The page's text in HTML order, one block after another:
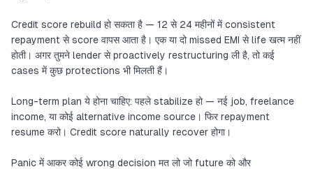
Credit score rebuild हो सकता है — 12 से 24 महीनों में consistent
repayment से score वापस आता है। एक या दो missed EMI से life खत्म नहीं
होती। अगर तुमने lender से proactively restructuring ली है, तो कई
cases में कुछ protections भी मिलती हैं।
Long-term plan ये होना चाहिए: पहले stabilize हो — नई job, freelance
income, या कोई alternative income source। फिर repayment
resume करो। Credit score naturally recover होगा।
Panic में आकर कोई wrong decision मत लो जो future को और